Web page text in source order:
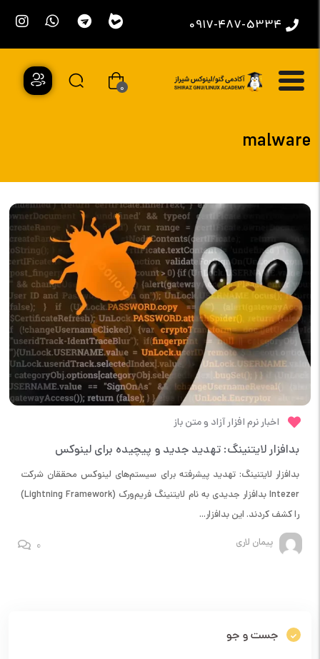
0917-487-5334
0
malware
اخبار نرم افزار آزاد و متن باز
بدافزار لایتنینگ: تهدید جدید و پیچیده برای لینوکس
بدافزار لایتنینگ: تهدید پیشرفته برای سیستم‌های لینوکس محققان شرکت
Intezer بدافزار جدیدی به نام لایتنینگ فریم‌ورک (Lightning Framework)
را کشف کردند. این بدافزار...
پیمان لاری
0
جست و جو